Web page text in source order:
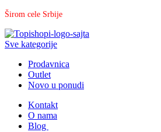
Širom cele Srbije
Sve kategorije
Prodavnica
Outlet
Novo u ponudi
Kontakt
O nama
Blog